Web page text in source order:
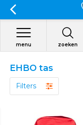
zoeken
menu
EHBO tas
Filters